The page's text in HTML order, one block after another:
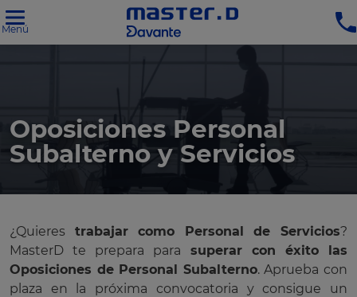
Menú
Oposiciones Personal
Subalterno y Servicios
¿Quieres trabajar como Personal de Servicios?
MasterD te prepara para superar con éxito las
Oposiciones de Personal Subalterno. Aprueba con
plaza en la próxima convocatoria y consigue un